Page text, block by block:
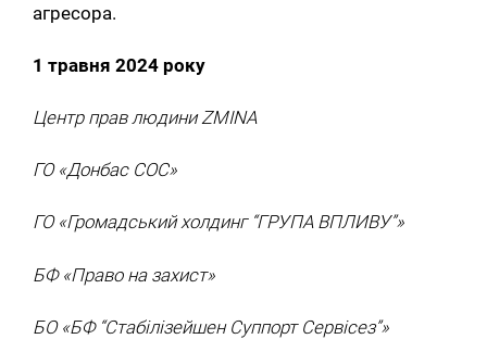
агресора.
1 травня 2024 року
Центр прав людини ZMINA
ГО «Донбас СОС»
ГО «Громадський холдинг “ГРУПА ВПЛИВУ”»
БФ «Право на захист»
БО «БФ “Стабілізейшен Суппорт Сервісез”»